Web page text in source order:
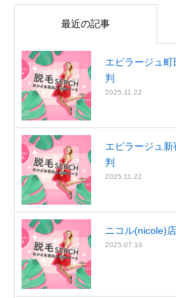
最近の記事
エピラージュ
判
2025.11.22
エピラージュ
判
2025.11.22
ニコル(nicole)
2025.07.16